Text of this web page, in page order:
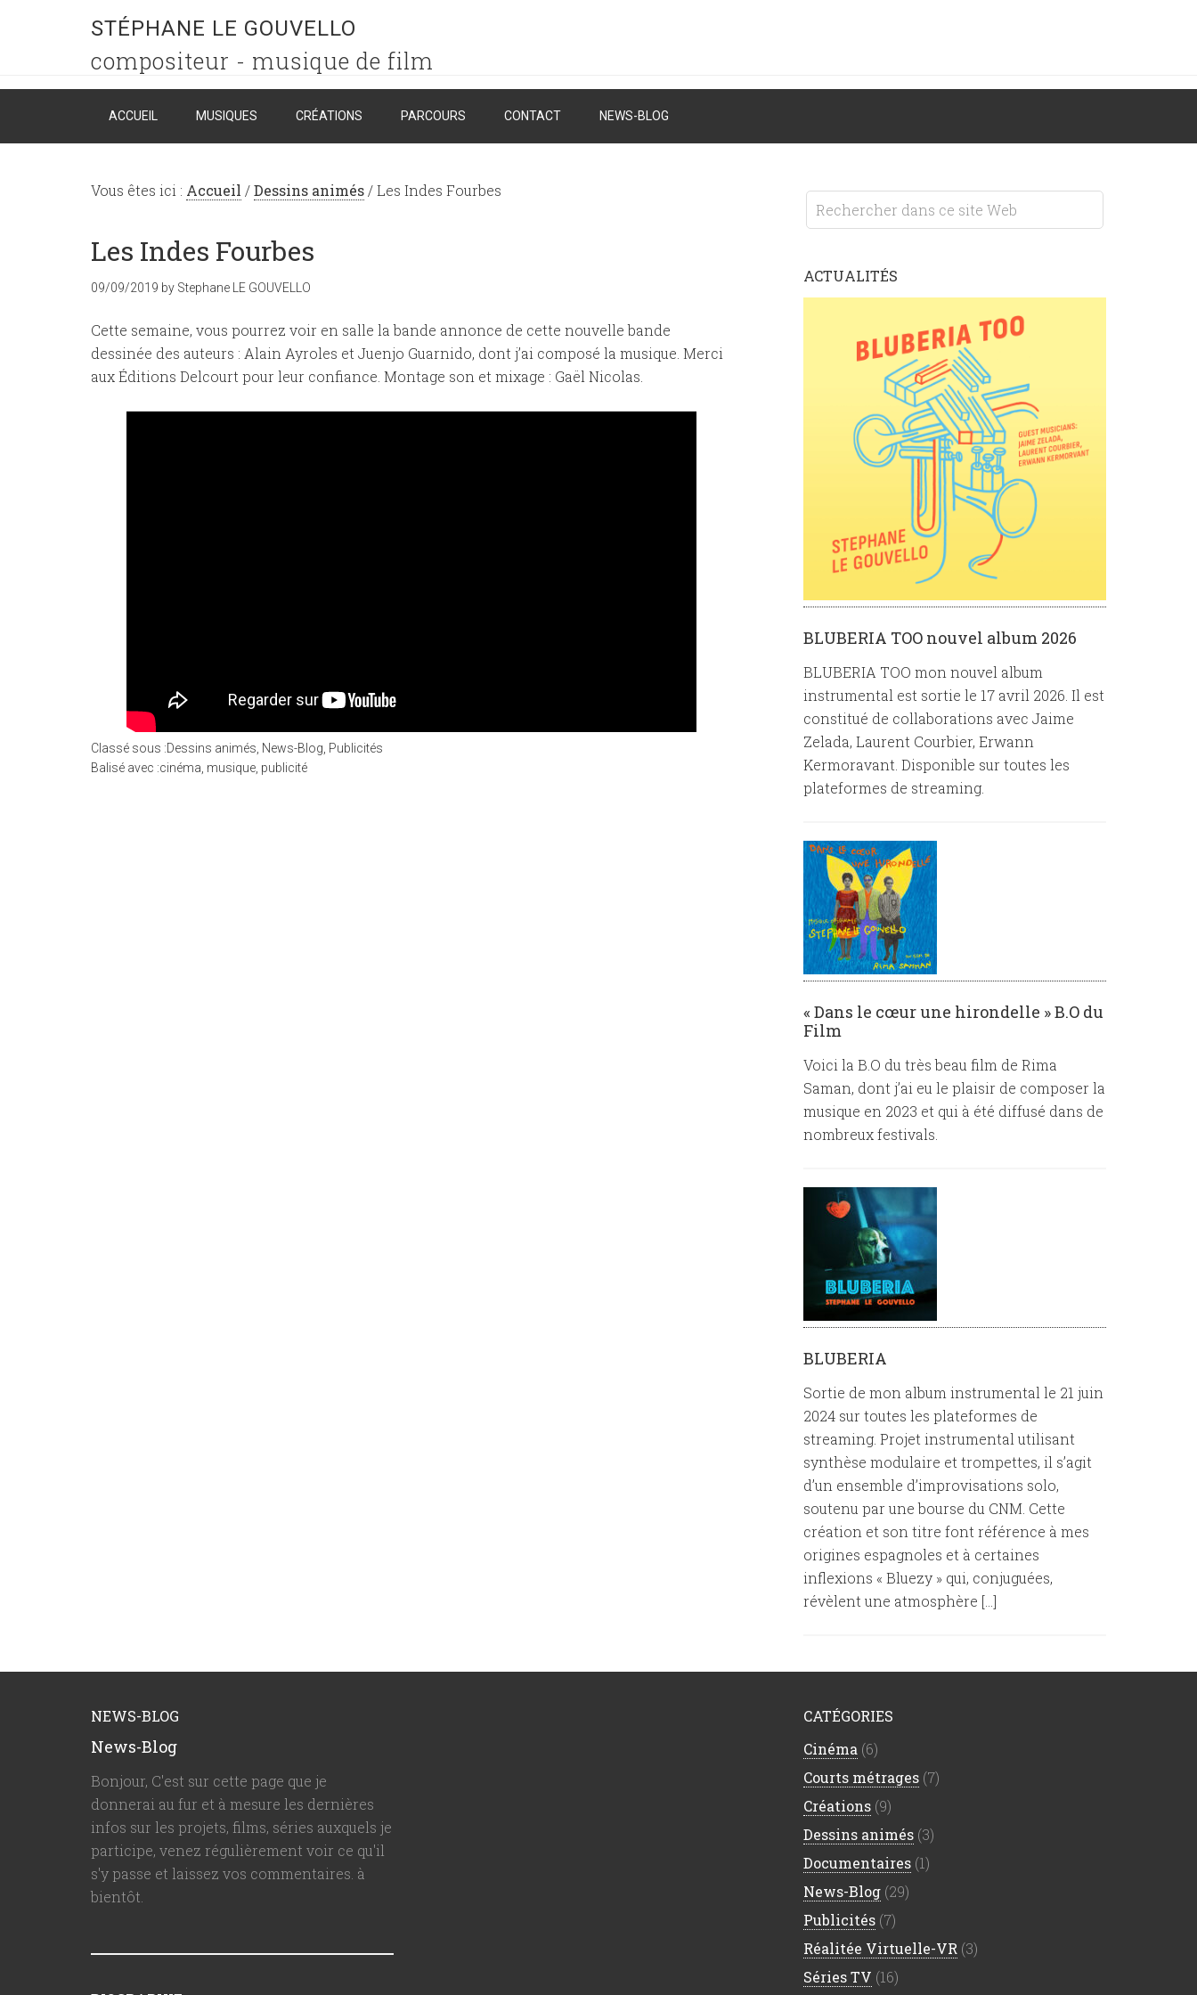
STÉPHANE LE GOUVELLO
compositeur - musique de film
ACCUEIL MUSIQUES CRÉATIONS PARCOURS CONTACT NEWS-BLOG
Vous êtes ici : Accueil /Dessins animés /Les Indes Fourbes
Les Indes Fourbes
09/09/2019 by Stephane LE GOUVELLO
Cette semaine, vous pourrez voir en salle la bande annonce de cette nouvelle bande
dessinée des auteurs : Alain Ayroles et Juenjo Guarnido, dont j’ai composé la musique. Merci
aux Éditions Delcourt pour leur confiance. Montage son et mixage : Gaël Nicolas.
Classé sous :Dessins animés News-Blog Publicités
Balisé avec :cinéma musique publicité
ACTUALITÉS
BLUBERIA TOO nouvel album 2026
BLUBERIA TOO mon nouvel album
instrumental est sortie le 17 avril 2026. Il est
constitué de collaborations avec Jaime
Zelada, Laurent Courbier, Erwann
Kermoravant. Disponible sur toutes les
plateformes de streaming.
« Dans le cœur une hirondelle » B.O du
Film
Voici la B.O du très beau film de Rima
Saman, dont j’ai eu le plaisir de composer la
musique en 2023 et qui à été diffusé dans de
nombreux festivals.
BLUBERIA
Sortie de mon album instrumental le 21 juin
2024 sur toutes les plateformes de
streaming. Projet instrumental utilisant
synthèse modulaire et trompettes, il s’agit
d’un ensemble d’improvisations solo,
soutenu par une bourse du CNM. Cette
création et son titre font référence à mes
origines espagnoles et à certaines
inflexions « Bluezy » qui, conjuguées,
révèlent une atmosphère […]
NEWS-BLOG
News-Blog
Bonjour, C'est sur cette page que je
donnerai au fur et à mesure les dernières
infos sur les projets, films, séries auxquels je
participe, venez régulièrement voir ce qu'il
s'y passe et laissez vos commentaires. à
bientôt.
CATÉGORIES
Cinéma (6)
Courts métrages (7)
Créations (9)
Dessins animés (3)
Documentaires (1)
News-Blog (29)
Publicités (7)
Réalitée Virtuelle-VR (3)
Séries TV (16)